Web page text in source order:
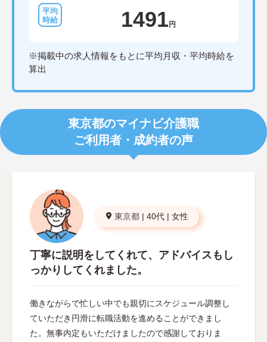
1491 円
※掲載中の求人情報をもとに平均月収・平均時給を
算出
東京都のマイナビ介護職
ご利用者・成約者の声
東京都 | 40代 | 女性
丁寧に説明をしてくれて、アドバイスもし
っかりしてくれました。
働きながらで忙しい中でも親切にスケジュール調整し
ていただき円滑に転職活動を進めることができまし
た。無事内定もいただけましたので感謝しておりま